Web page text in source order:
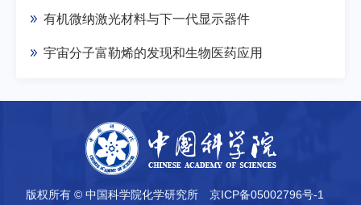
有机微纳激光材料与下一代显示器件
宇宙分子富勒烯的发现和生物医药应用
版权所有 © 中国科学院化学研究所 京ICP备05002796号-1